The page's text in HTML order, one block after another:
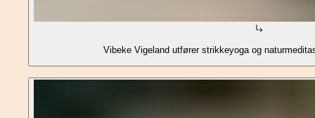
Vibeke Vigeland utfører strikkeyoga og